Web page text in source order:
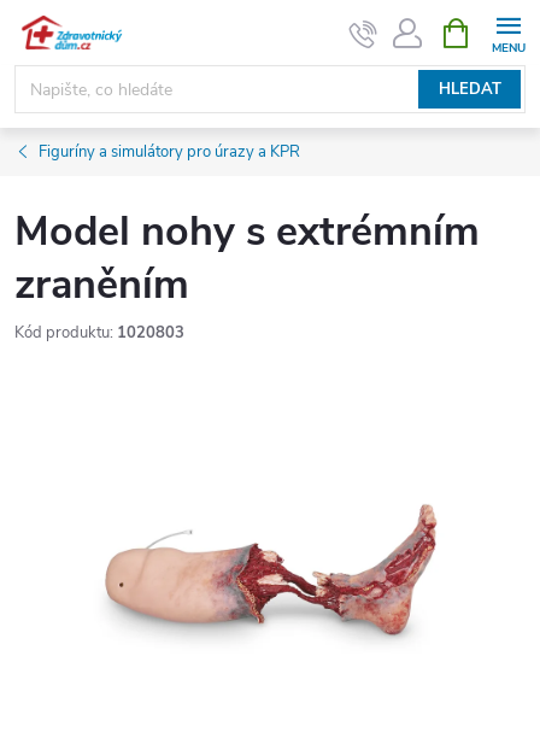
Přejít
obsah
HLEDAT
NÁKUPNÍ
KOŠÍK
Figuríny a simulátory pro úrazy a KPR
Model nohy s extrémním
zraněním
Kód produktu: 1020803